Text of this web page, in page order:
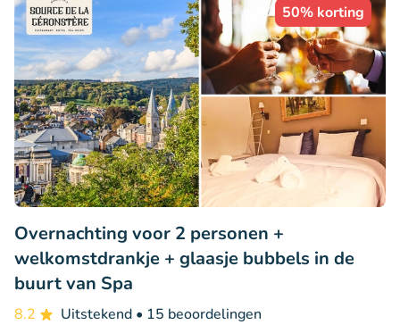
50% korting
Overnachting voor 2 personen +
welkomstdrankje + glaasje bubbels in de
buurt van Spa
8.2 Uitstekend • 15 beoordelingen